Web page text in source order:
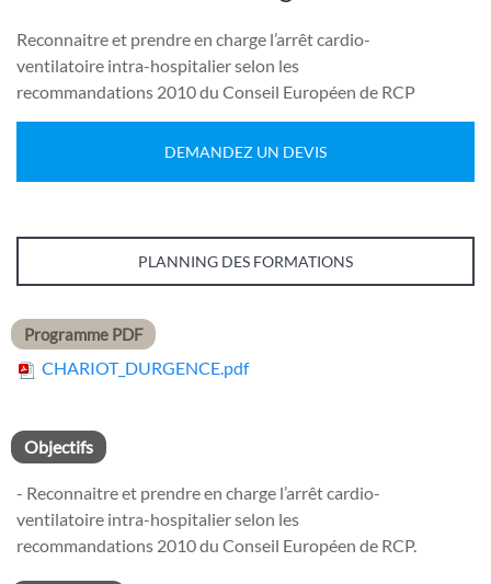
Reconnaitre et prendre en charge l’arrêt cardio-
ventilatoire intra-hospitalier selon les
recommandations 2010 du Conseil Européen de RCP
DEMANDEZ UN DEVIS
PLANNING DES FORMATIONS
Programme PDF
CHARIOT_DURGENCE.pdf
Objectifs
- Reconnaitre et prendre en charge l’arrêt cardio-
ventilatoire intra-hospitalier selon les
recommandations 2010 du Conseil Européen de RCP.